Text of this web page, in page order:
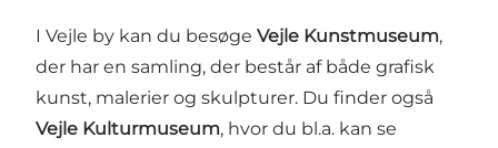
I Vejle by kan du besøge Vejle Kunstmuseum,
der har en samling, der består af både grafisk
kunst, malerier og skulpturer. Du finder også
Vejle Kulturmuseum, hvor du bl.a. kan se